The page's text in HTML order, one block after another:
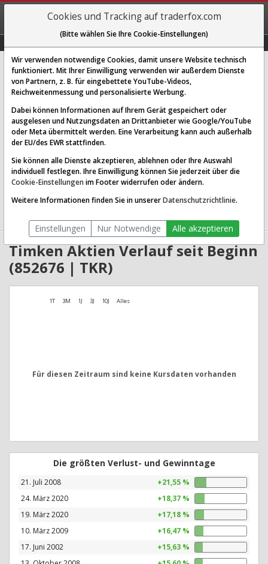
REGIS-
TRIEREN
Timken Co.
[TKR | WKN 852676 | ISIN US8873891043]
130,066 $ 1,10 %
Echtzeit-Aktienkurs 07.08.2026 19:59 Uhr
BID:129,503 $
Website:
Sektor:
Industrials / Tools & Accessories
9.03 Mrd. USD
Anzahl
69,296,840
Timken Aktien Verlauf seit Beginn
(852676 | TKR)
1T 3M 1J 3J 10J Alles
Für diesen Zeitraum sind keine Kursdaten vorhanden
Die größten Verlust- und Gewinntage
21. Juli 2008
+21,55 %
24. März 2020
+18,37 %
19. März 2020
+17,18 %
10. März 2009
+16,47 %
17. Juni 2002
+15,63 %
Cookies und Tracking auf traderfox.com
(Bitte wählen Sie Ihre Cookie-Einstellungen)
Wir verwenden notwendige Cookies, damit unsere Website technisch
funktioniert. Mit Ihrer Einwilligung verwenden wir außerdem Dienste
von Partnern, z. B. für eingebettete YouTube-Videos,
Reichweitenmessung und personalisierte Werbung.
Dabei können Informationen auf Ihrem Gerät gespeichert oder
ausgelesen und Nutzungsdaten an Drittanbieter wie Google/YouTube
oder Meta übermittelt werden. Eine Verarbeitung kann auch außerhalb
der EU/des EWR stattfinden.
Sie können alle Dienste akzeptieren, ablehnen oder Ihre Auswahl
individuell festlegen. Ihre Einwilligung können Sie jederzeit über die
Cookie-Einstellungen im Footer widerrufen oder ändern.
Weitere Informationen finden Sie in unsererDatenschutzrichtlinie.
Einstellungen Nur Notwendige Alle akzeptieren